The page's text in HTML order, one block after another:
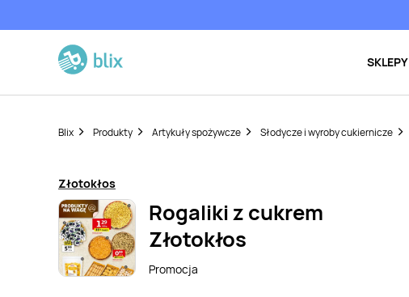
SKLEPY
Blix Produkty Artykuły spożywcze Słodycze i wyroby cukiernicze
Złotokłos
Rogaliki z cukrem
Złotokłos
Promocja